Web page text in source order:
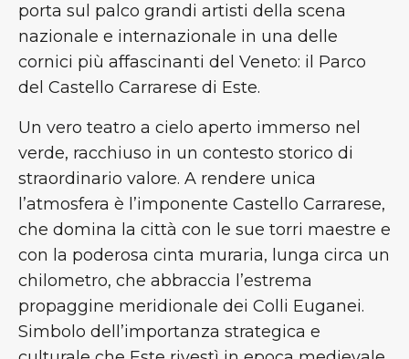
porta sul palco grandi artisti della scena
nazionale e internazionale in una delle
cornici più affascinanti del Veneto: il Parco
del Castello Carrarese di Este.
Un vero teatro a cielo aperto immerso nel
verde, racchiuso in un contesto storico di
straordinario valore. A rendere unica
l’atmosfera è l’imponente Castello Carrarese,
che domina la città con le sue torri maestre e
con la poderosa cinta muraria, lunga circa un
chilometro, che abbraccia l’estrema
propaggine meridionale dei Colli Euganei.
Simbolo dell’importanza strategica e